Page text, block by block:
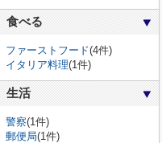
食べる
ファーストフード(4件)
イタリア料理(1件)
生活
警察(1件)
郵便局(1件)